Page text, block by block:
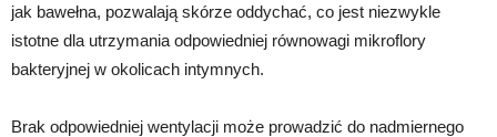
jak bawełna, pozwalają skórze oddychać, co jest niezwykle
istotne dla utrzymania odpowiedniej równowagi mikroflory
bakteryjnej w okolicach intymnych.
Brak odpowiedniej wentylacji może prowadzić do nadmiernego